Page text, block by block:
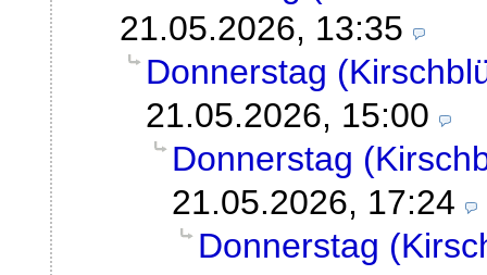
21.05.2026, 13:35
Donnerstag
21.05.2026, 15:00
Donnerstag
21.05.2026, 17:24
Donnerstag